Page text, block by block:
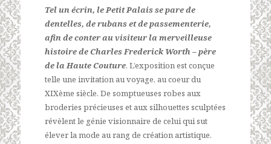
Tel un écrin, le Petit Palais se pare de
dentelles, de rubans et de passementerie,
afin de conter au visiteur la merveilleuse
histoire de Charles Frederick Worth – père
de la Haute Couture. L’exposition est conçue
telle une invitation au voyage, au coeur du
XIXème siècle. De somptueuses robes aux
broderies précieuses et aux silhouettes sculptées
révèlent le génie visionnaire de celui qui sut
élever la mode au rang de création artistique.